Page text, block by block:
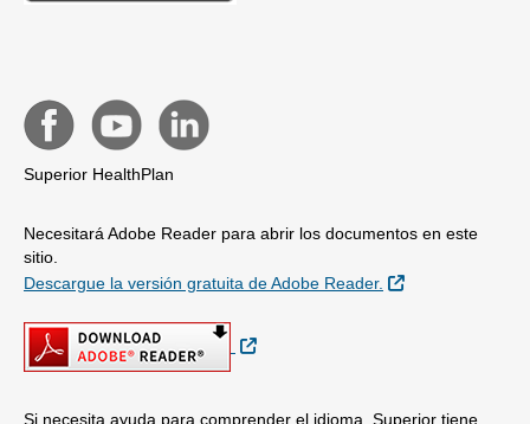
Superior HealthPlan
Necesitará Adobe Reader para abrir los documentos en este
sitio.
Descargue la versión gratuita de Adobe Reader.
Sitio Externo
Sitio Externo
Si necesita ayuda para comprender el idioma, Superior tiene